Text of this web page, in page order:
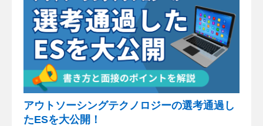
アウトソーシングテクノロジーの選考通過し
たESを大公開！